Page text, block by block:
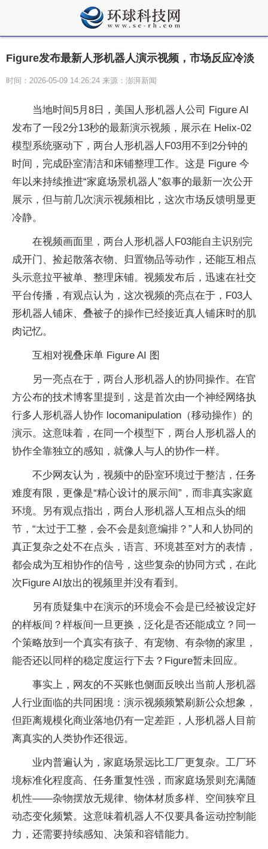
Figure发布最新人形机器人演示视频，市场反应冷淡
时间：2026-05-09 14:26:24 来源：澎湃新闻
当地时间5月8日，美国人形机器人公司 Figure AI
发布了一段2分13秒的最新演示视频，展示在 Helix-02
模型系统驱动下，两台人形机器人F03用不到2分钟的
时间，完成卧室清洁和床铺整理工作。这是 Figure 今
年以来持续推进“家庭场景机器人”叙事的最新一次公开
展示，但与前几次演示视频相比，这次市场反馈明显更
冷静。
在视频画面里，两台人形机器人F03能自主识别完
成开门、捡起散落衣物、归置物品等动作，还能互相点
头示意拉平被单、整理床铺。视频发布后，迅速在社交
平台传播，有观点认为，这次视频的亮点在于，F03人
形机器人铺床、叠被子的操作已经接近真人铺床时的肌
肉记忆。
互相对视叠床单 Figure AI 图
另一亮点在于，两台人形机器人的协同操作。在官
方公布的技术博客里提到，这是首次由一个神经网络执
行多人形机器人协作 locomanipulation（移动操作）的
演示。这意味着，在同一个模型下，两台人形机器人的
协作全靠独立的感知，就像人与人的协作一样。
不少网友认为，视频中的卧室环境过于整洁，任务
难度有限，更像是“精心设计的展示间”，而非真实家庭
环境。另有观点指出，两台人形机器人互相点头的细
节，“太过于工整，会不会是刻意编排？”人和人协同的
真正复杂之处不在点头，语言、环境甚至对方的表情，
都会成为互相协作的信号，这些复杂的协同方式，在此
次Figure AI放出的视频里并没有看到。
另有质疑集中在演示的环境会不会是已经被设定好
的样板间？样板间一旦更换，泛化是否还能成立？同一
个策略放到一个真实有孩子、有宠物、有杂物的家里，
能否还以同样的稳定度运行下去？Figure暂未回应。
事实上，网友的不买账也侧面反映出当前人形机器
人行业面临的共同困境：演示视频频繁刷新公众想象，
但距离规模化商业落地仍有一定差距，人形机器人目前
离真实的人类协作还很远。
业内普遍认为，家庭场景远比工厂更复杂。工厂环
境标准化程度高、任务重复性强，而家庭场景则充满随
机性——杂物摆放无规律、物体材质多样、空间狭窄且
动态变化频繁。这意味着机器人不仅要具备运动控制能
力，还需要持续感知、决策和容错能力。